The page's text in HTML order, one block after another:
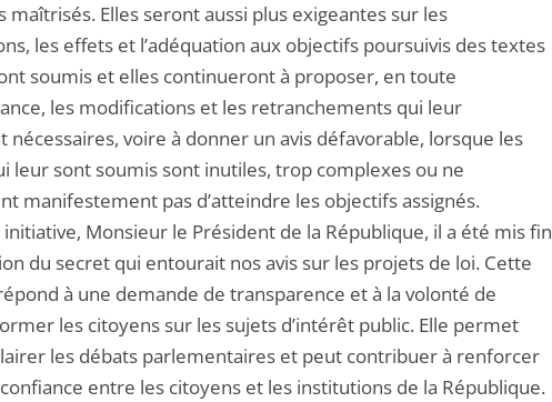
maîtrisés. Elles seront aussi plus exigeantes sur les
les effets et l’adéquation aux objectifs poursuivis des textes
soumis et elles continueront à proposer, en toute
les modifications et les retranchements qui leur
nécessaires, voire à donner un avis défavorable, lorsque les
leur sont soumis sont inutiles, trop complexes ou ne
manifestement pas d’atteindre les objectifs assignés.
Monsieur le Président de la République, il a été mis fin
du secret qui entourait nos avis sur les projets de loi. Cette
à une demande de transparence et à la volonté de
les citoyens sur les sujets d’intérêt public. Elle permet
les débats parlementaires et peut contribuer à renforcer
entre les citoyens et les institutions de la République.